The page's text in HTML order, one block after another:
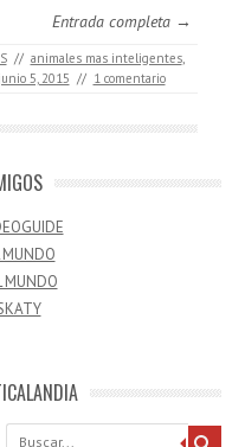
Entrada completa →
// animales mas inteligentes,
junio 5, 2015 // 1 comentario
MUNDO
MUNDO